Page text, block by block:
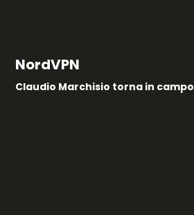
NordVPN
Claudio Marchisio torna in campo